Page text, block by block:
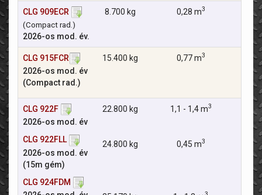
CLG 909ECR
(Compact rad.)
2026-os mod. év.
8.700 kg 0,28 m3
63
CLG 915FCR
2026-os mod. év
(Compact rad.)
15.400 kg 0,77 m3
CLG 922F
2026-os mod. év
CLG 922FLL
2026-os mod. év
(15m gém)
CLG 924FDM
22.800 kg
24.800 kg
1,1 - 1,4 m3
0,45 m3
116